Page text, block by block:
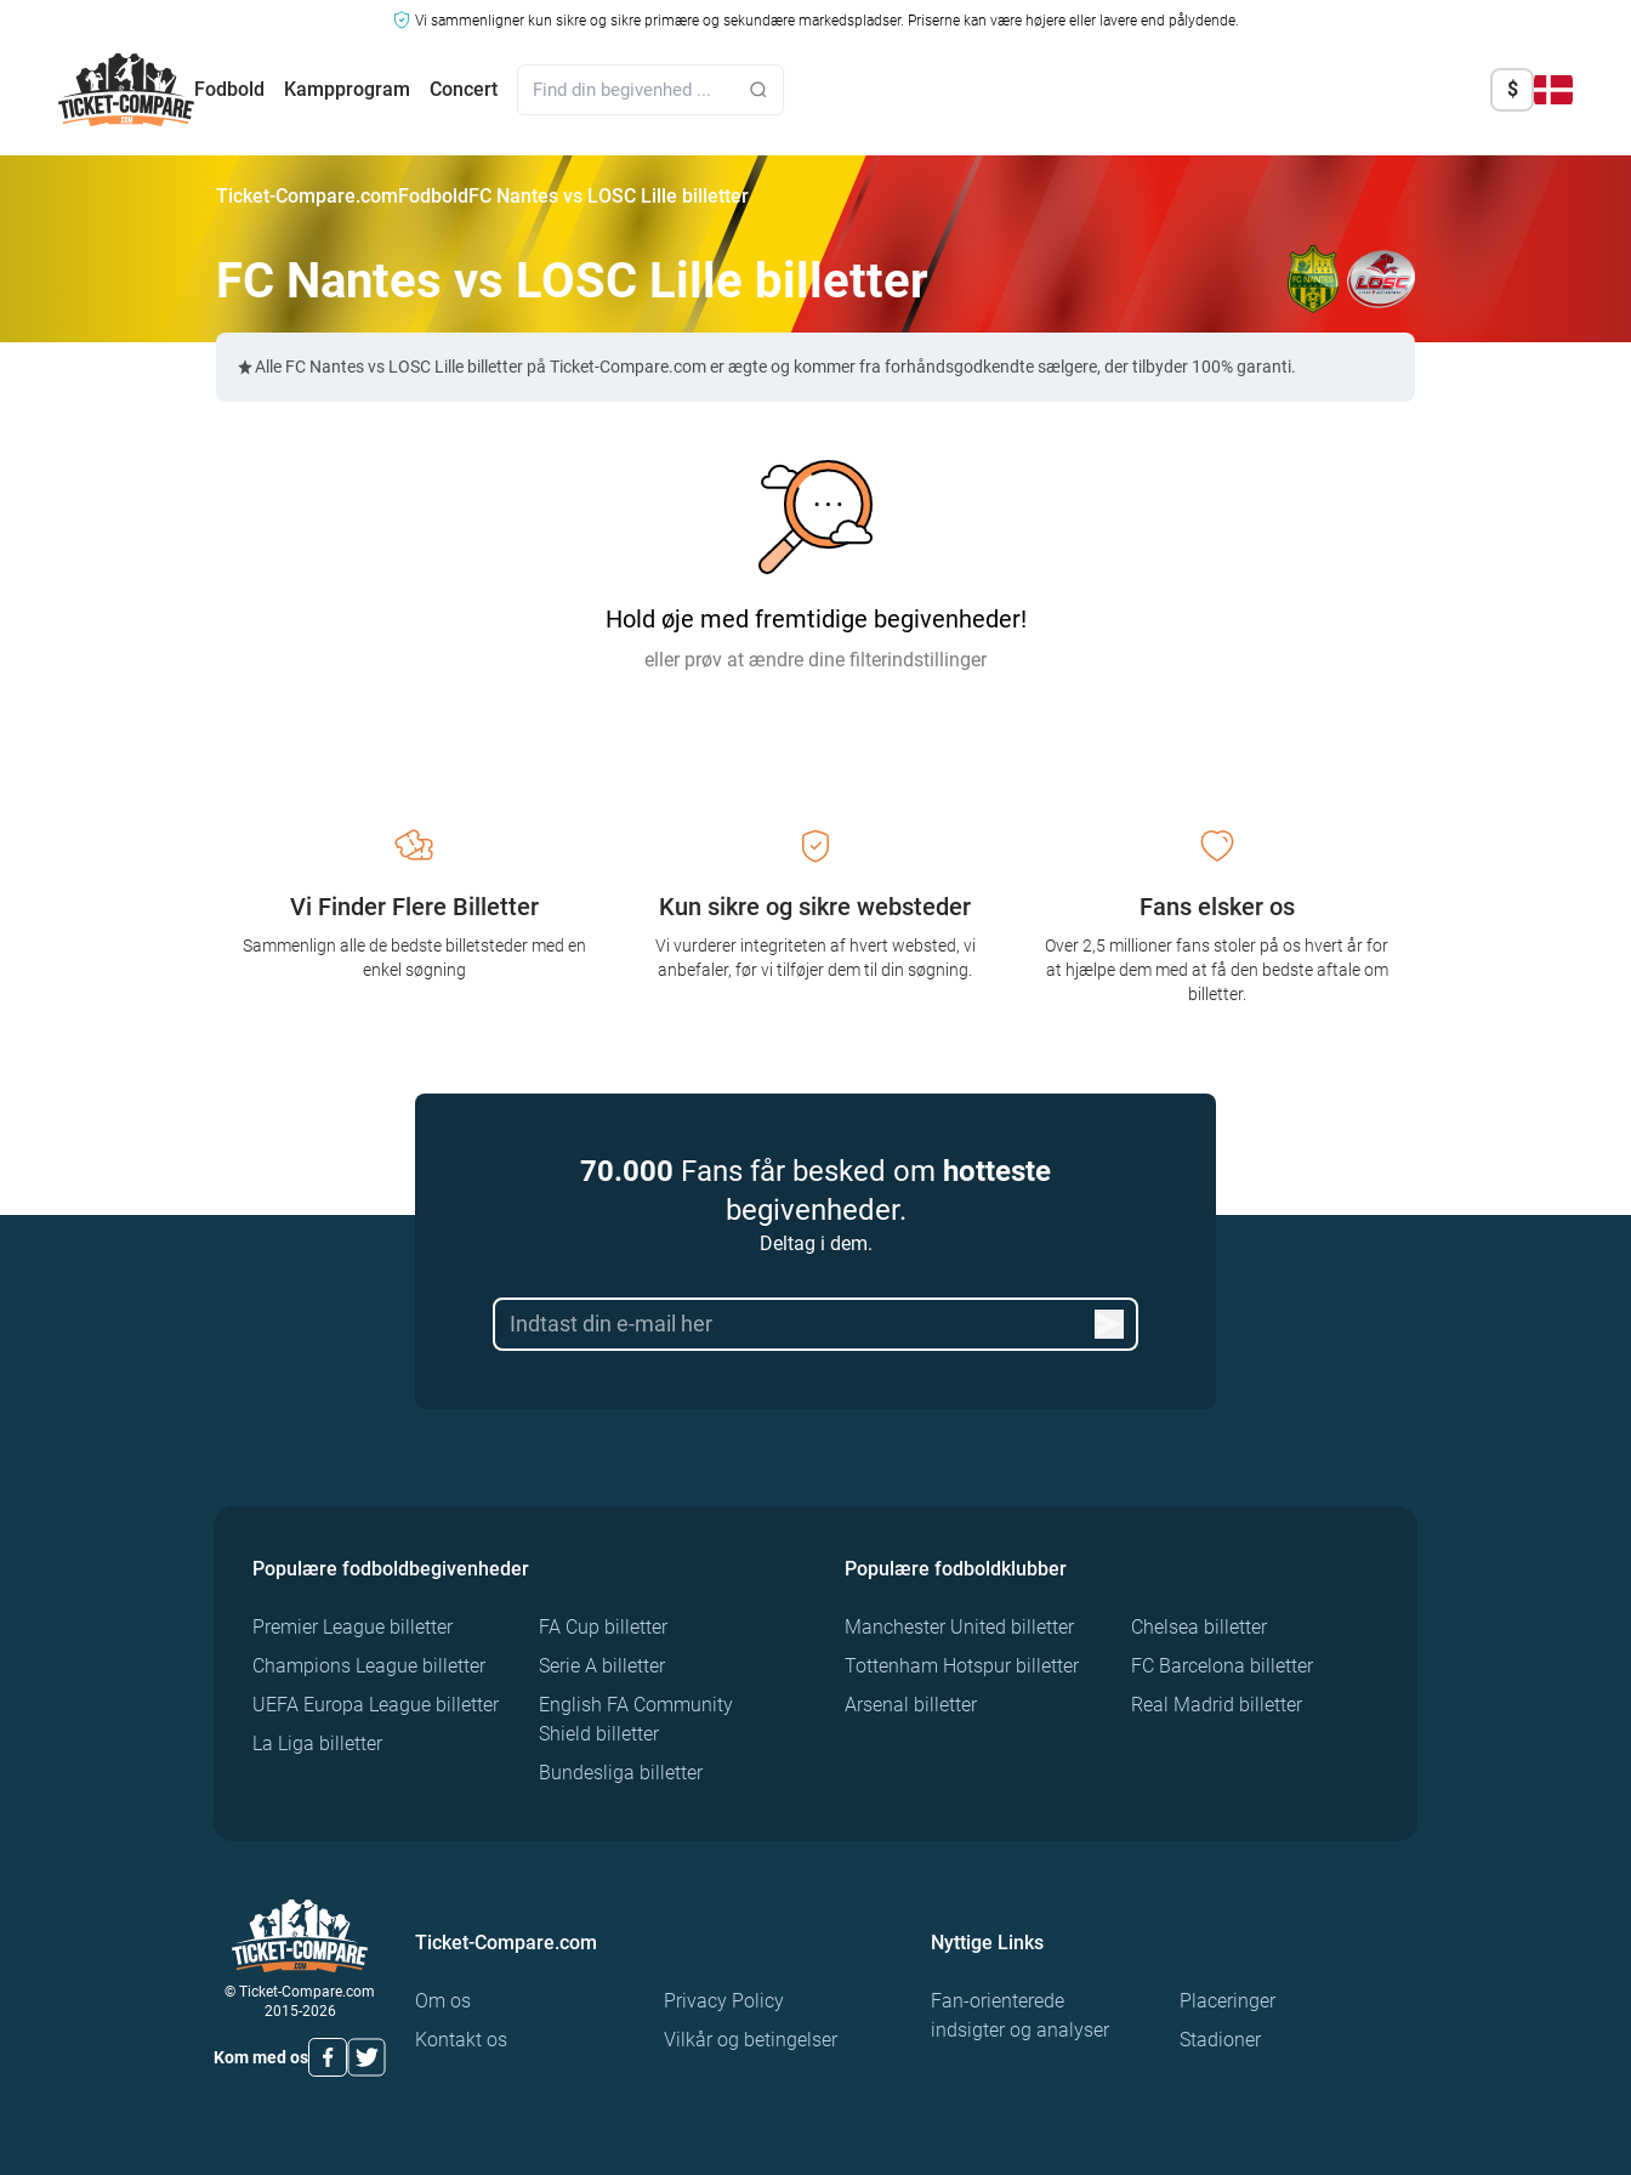
Vi sammenligner kun sikre og sikre primære og sekundære markedspladser. Priserne kan være højere eller lavere end pålydende.
Fodbold Kampprogram Concert $
Ticket-Compare.comFodboldFC Nantes vs LOSC Lille billetter
FC Nantes vs LOSC Lille billetter
Alle FC Nantes vs LOSC Lille billetter på Ticket-Compare.com er ægte og kommer fra forhåndsgodkendte sælgere, der tilbyder 100% garanti.
Hold øje med fremtidige begivenheder!
eller prøv at ændre dine filterindstillinger
Kun sikre og sikre websteder
Vi vurderer integriteten af ​​hvert websted, vi
anbefaler, før vi tilføjer dem til din søgning.
Vi Finder Flere Billetter
Sammenlign alle de bedste billetsteder med en
enkel søgning
Fans elsker os
Over 2,5 millioner fans stoler på os hvert år for
at hjælpe dem med at få den bedste aftale om
billetter.
70.000 Fans får besked om hotteste
begivenheder.
Deltag i dem.
Populære fodboldbegivenheder
Premier League billetter
Champions League billetter
UEFA Europa League billetter
La Liga billetter
FA Cup billetter
Serie A billetter
English FA Community
Shield billetter
Bundesliga billetter
Populære fodboldklubber
Manchester United billetter
Tottenham Hotspur billetter
Arsenal billetter
Chelsea billetter
FC Barcelona billetter
Real Madrid billetter
© Ticket-Compare.com
2015-2026
Kom med os
Ticket-Compare.com
Om os
Kontakt os
Privacy Policy
Vilkår og betingelser
Nyttige Links
Fan-orienterede
indsigter og analyser
Placeringer
Stadioner